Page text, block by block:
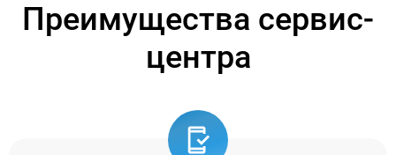
Преимущества сервис-
центра